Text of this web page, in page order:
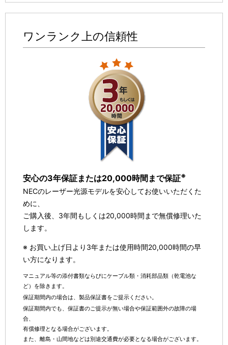
ワンランク上の信頼性
安心の3年保証または20,000時間まで保証※
NECのレーザー光源モデルを安心してお使いいただくた
めに、
ご購入後、3年間もしくは20,000時間まで無償修理いた
します。
※ お買い上げ日より3年または使用時間20,000時間の早
い方になります。
マニュアル等の添付書類ならびにケーブル類・消耗部品類（乾電池な
ど）を除きます。
保証期間内の場合は、製品保証書をご提示ください。
保証期間内でも、保証書のご提示が無い場合や保証範囲外の故障の場
合、
有償修理となる場合がございます。
また、離島・山間地などは別途交通費が必要となる場合がございます。